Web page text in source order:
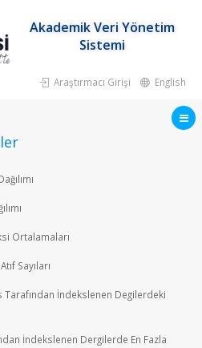
Akademik Veri Yönetim
Sistemi
Araştırmacı Girişi English
Ortalamaları
Sayıları
Tarafından İndekslenen Degilerdeki
İndekslenen Dergilerde En Fazla